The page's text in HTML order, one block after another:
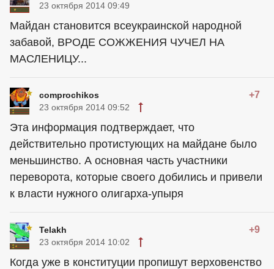
23 октября 2014 09:49
Майдан становится всеукраинской народной
забавой, ВРОДЕ СОЖЖЕНИЯ ЧУЧЕЛ НА
МАСЛЕНИЦУ...
comprochikos +7
23 октября 2014 09:52
Эта информация подтверждает, что
действительно протистующих на майдане было
меньшинство. А основная часть участники
переворота, которые своего добились и привели
к власти нужного олигарха-упыря
Telakh +9
23 октября 2014 10:02
Когда уже в конституции пропишут верховенство